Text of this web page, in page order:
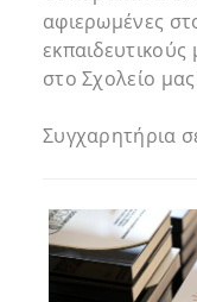
αφιερωμένες
στο Σχολείο
Συγχαρητήρια